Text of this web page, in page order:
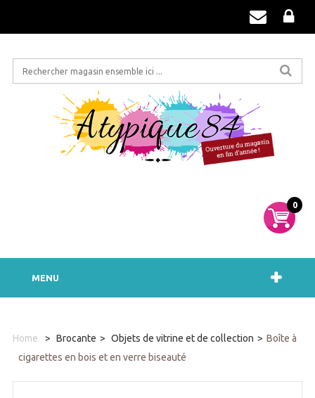
0
MENU
Home > Brocante > Objets de vitrine et de collection > Boîte à
cigarettes en bois et en verre biseauté